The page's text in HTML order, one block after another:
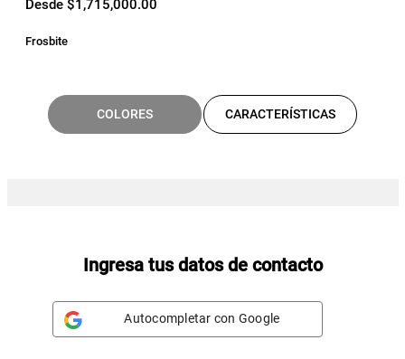
Desde $1,715,000.00
Frosbite
COLORES CARACTERÍSTICAS
Ingresa tus datos de contacto
Autocompletar con Google